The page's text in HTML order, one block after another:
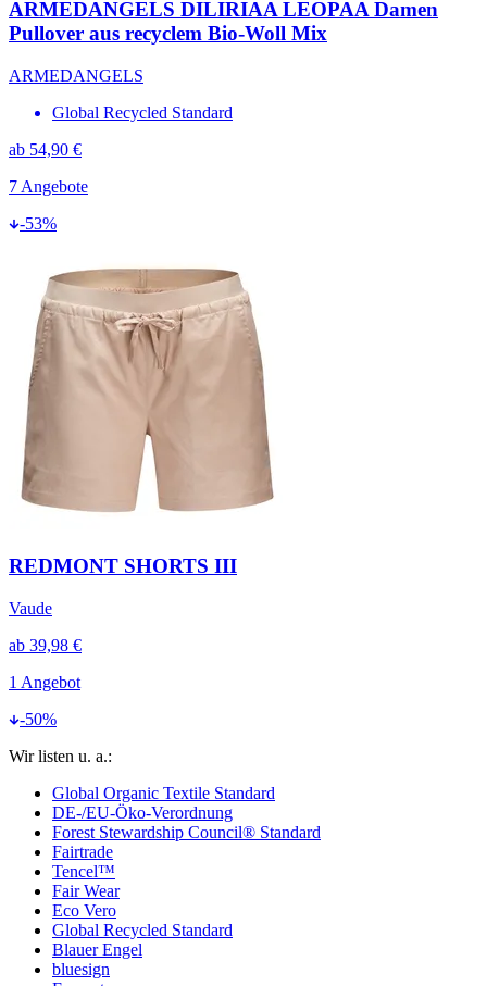
ARMEDANGELS DILIRIAA LEOPAA Damen
Pullover aus recyclem Bio-Woll Mix
ARMEDANGELS
Global Recycled Standard
ab 54,90 €
7 Angebote
-53%
REDMONT SHORTS III
Vaude
ab 39,98 €
1 Angebot
-50%
Wir listen u. a.:
Global Organic Textile Standard
DE-/EU-Öko-Verordnung
Forest Stewardship Council® Standard
Fairtrade
Tencel™
Fair Wear
Eco Vero
Global Recycled Standard
Blauer Engel
bluesign